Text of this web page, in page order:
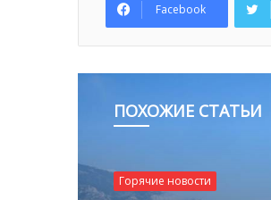
Facebook
ПОХОЖИЕ СТАТЬИ
Горячие новости